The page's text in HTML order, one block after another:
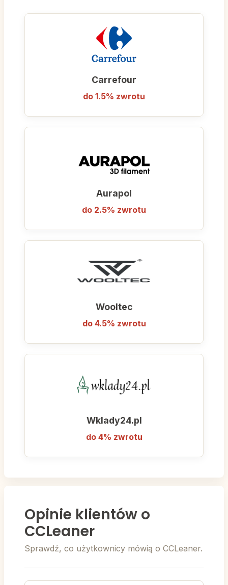
Carrefour
do 1.5% zwrotu
Aurapol
do 2.5% zwrotu
Wooltec
do 4.5% zwrotu
Wklady24.pl
do 4% zwrotu
Opinie klientów o
CCLeaner
Sprawdź, co użytkownicy mówią o CCLeaner.